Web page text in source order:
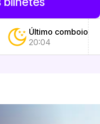
Último comboio
20:04